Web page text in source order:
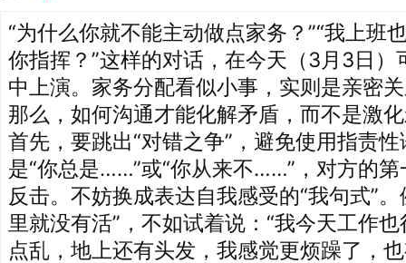
“为什么你就不能主动做点家务？”“我上班
你指挥？”这样的对话，在今天（3月3日）
中上演。家务分配看似小事，实则是亲密
那么，如何沟通才能化解矛盾，而不是激
首先，要跳出“对错之争”，避免使用指责
是“你总是……”或“你从来不……”，对方的
反击。不妨换成表达自我感受的“我句式”
里就没有活”，不如试着说：“我今天工作
点乱，地上还有头发，我感觉更烦躁了，